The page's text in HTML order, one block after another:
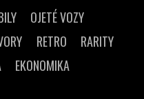
OJETÉ VOZY
RETRO
RARITY
EKONOMIKA